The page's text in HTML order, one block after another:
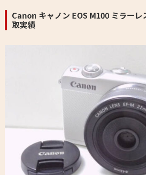
Canon キャノン EOS M100 ミラーレ
取実績